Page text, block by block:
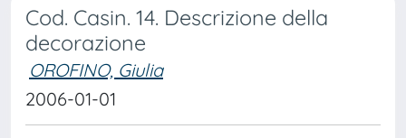
Cod. Casin. 14. Descrizione della
decorazione
OROFINO, Giulia
2006-01-01